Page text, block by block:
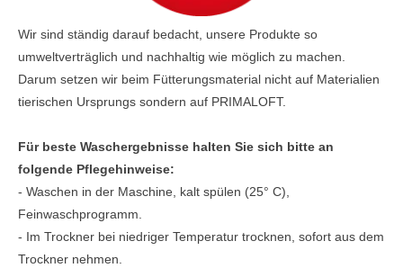
Wir sind ständig darauf bedacht, unsere Produkte so
umweltverträglich und nachhaltig wie möglich zu machen.
Darum setzen wir beim Fütterungsmaterial nicht auf Materialien
tierischen Ursprungs sondern auf PRIMALOFT.
Für beste Waschergebnisse halten Sie sich bitte an
folgende Pflegehinweise:
- Waschen in der Maschine, kalt spülen (25° C),
Feinwaschprogramm.
- Im Trockner bei niedriger Temperatur trocknen, sofort aus dem
Trockner nehmen.